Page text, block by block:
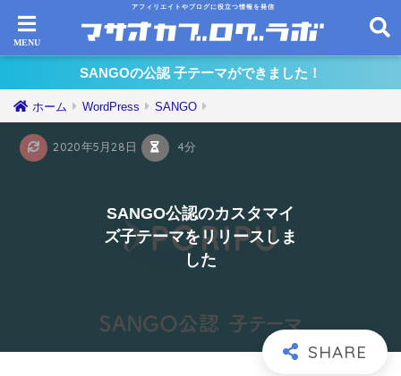
アフィリエイトやブログに役立つ情報を発信
SANGOの公認 子テーマができました！
ホーム WordPress SANGO
SANGO公認のカスタマイ
ズ子テーマをリリースしま
した
2020年5月28日 4分